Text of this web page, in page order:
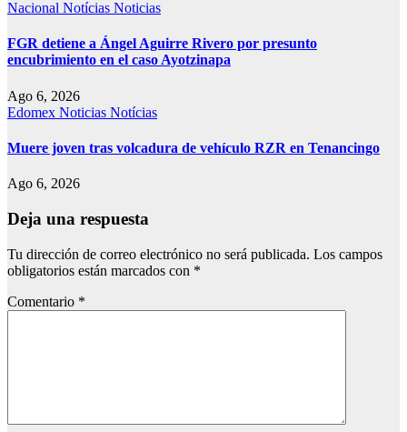
Nacional Notícias Noticias
FGR detiene a Ángel Aguirre Rivero por presunto
encubrimiento en el caso Ayotzinapa
Ago 6, 2026
Edomex Noticias Notícias
Muere joven tras volcadura de vehículo RZR en Tenancingo
Ago 6, 2026
Deja una respuesta
Tu dirección de correo electrónico no será publicada. Los campos
obligatorios están marcados con *
Comentario *